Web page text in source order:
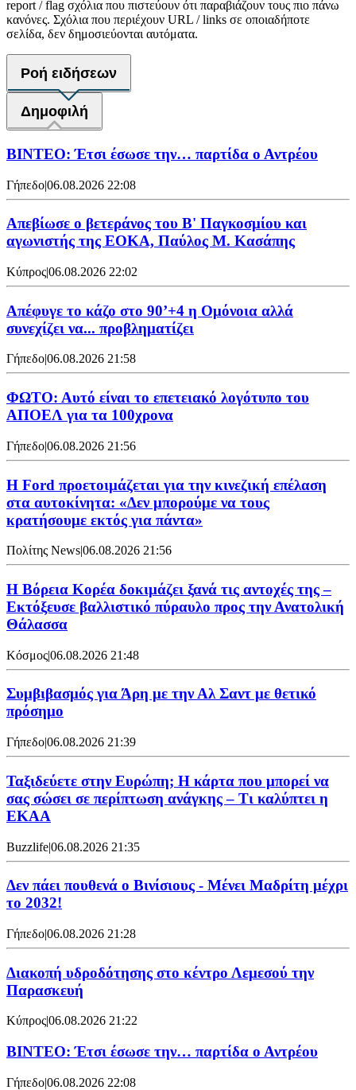
report / flag σχόλια που πιστεύουν ότι παραβιάζουν τους πιο πάνω
κανόνες. Σχόλια που περιέχουν URL / links σε οποιαδήποτε
σελίδα, δεν δημοσιεύονται αυτόματα.
Ροή ειδήσεων
Δημοφιλή
ΒΙΝΤΕΟ: Έτσι έσωσε την… παρτίδα ο Αντρέου
Γήπεδο|06.08.2026 22:08
Απεβίωσε ο βετεράνος του Β' Παγκοσμίου και
αγωνιστής της ΕΟΚΑ, Παύλος Μ. Κασάπης
Κύπρος|06.08.2026 22:02
Απέφυγε το κάζο στο 90’+4 η Ομόνοια αλλά
συνεχίζει να... προβληματίζει
Γήπεδο|06.08.2026 21:58
ΦΩΤΟ: Αυτό είναι το επετειακό λογότυπο του
ΑΠΟΕΛ για τα 100χρονα
Γήπεδο|06.08.2026 21:56
Η Ford προετοιμάζεται για την κινεζική επέλαση
στα αυτοκίνητα: «Δεν μπορούμε να τους
κρατήσουμε εκτός για πάντα»
Πολίτης News|06.08.2026 21:56
Η Βόρεια Κορέα δοκιμάζει ξανά τις αντοχές της –
Εκτόξευσε βαλλιστικό πύραυλο προς την Ανατολική
Θάλασσα
Κόσμος|06.08.2026 21:48
Συμβιβασμός για Άρη με την Αλ Σαντ με θετικό
πρόσημο
Γήπεδο|06.08.2026 21:39
Ταξιδεύετε στην Ευρώπη; Η κάρτα που μπορεί να
σας σώσει σε περίπτωση ανάγκης – Τι καλύπτει η
ΕΚΑΑ
Buzzlife|06.08.2026 21:35
Δεν πάει πουθενά ο Βινίσιους - Μένει Μαδρίτη μέχρι
το 2032!
Γήπεδο|06.08.2026 21:28
Διακοπή υδροδότησης στο κέντρο Λεμεσού την
Παρασκευή
Κύπρος|06.08.2026 21:22
ΒΙΝΤΕΟ: Έτσι έσωσε την… παρτίδα ο Αντρέου
Γήπεδο|06.08.2026 22:08